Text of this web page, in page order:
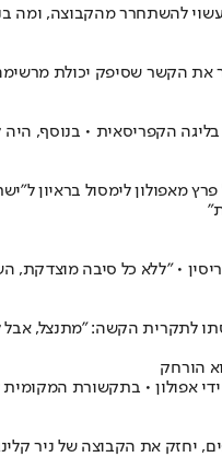
להשתחרר מהקבוצה, ומה
הקשר שסיפק יכולת מרשימה
• "ללא כל סיבה מוצדקת,
לתקרית הקשה: "מתנצל, אבל
הורחק
אפולון • בתקשורת